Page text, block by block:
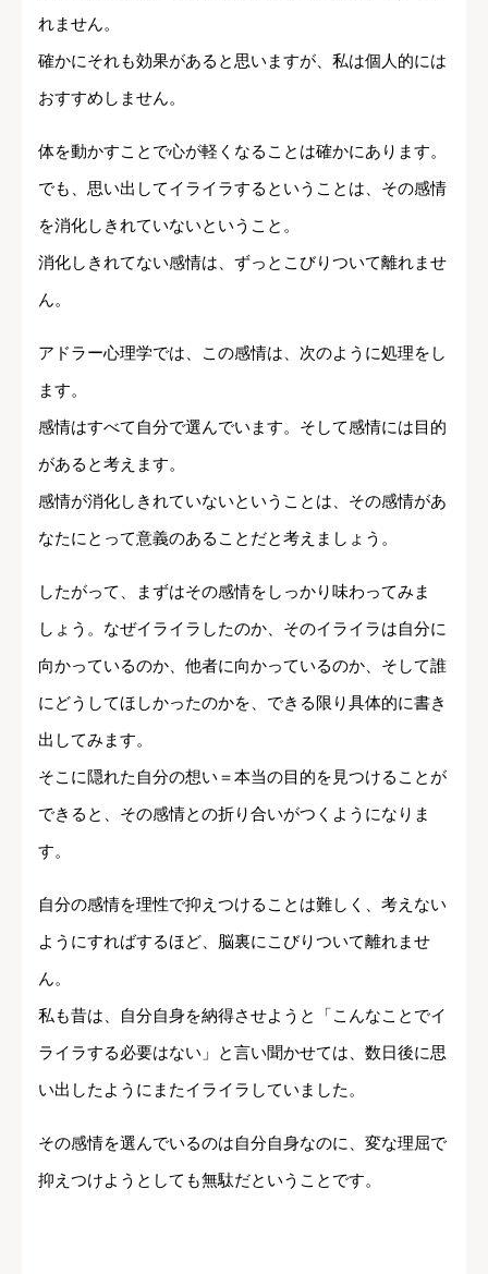
れません。
確かにそれも効果があると思いますが、私は個人的には
おすすめしません。
体を動かすことで心が軽くなることは確かにあります。
でも、思い出してイライラするということは、その感情
を消化しきれていないということ。
消化しきれてない感情は、ずっとこびりついて離れませ
ん。
アドラー心理学では、この感情は、次のように処理をし
ます。
感情はすべて自分で選んでいます。そして感情には目的
があると考えます。
感情が消化しきれていないということは、その感情があ
なたにとって意義のあることだと考えましょう。
したがって、まずはその感情をしっかり味わってみま
しょう。なぜイライラしたのか、そのイライラは自分に
向かっているのか、他者に向かっているのか、そして誰
にどうしてほしかったのかを、できる限り具体的に書き
出してみます。
そこに隠れた自分の想い＝本当の目的を見つけることが
できると、その感情との折り合いがつくようになりま
す。
自分の感情を理性で抑えつけることは難しく、考えない
ようにすればするほど、脳裏にこびりついて離れませ
ん。
私も昔は、自分自身を納得させようと「こんなことでイ
ライラする必要はない」と言い聞かせては、数日後に思
い出したようにまたイライラしていました。
その感情を選んでいるのは自分自身なのに、変な理屈で
抑えつけようとしても無駄だということです。